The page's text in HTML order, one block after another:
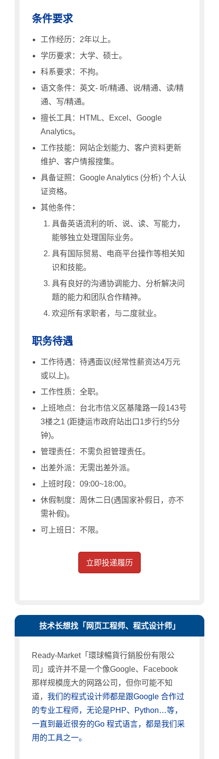
条件要求
工作经历：2年以上。
学历要求：大学、硕士。
科系要求：不拘。
语文条件：英文- 听/精通、说/精通、读/精
通、写/精通。
擅长工具：HTML、Excel、Google
Analytics。
工作技能：网站企划能力、客户资料更新
维护、客户情报搜集。
具备证照：Google Analytics (分析) 个人认
证资格。
其他条件：
具备英语流利的听、说、读、写能力，
能够独立处理国际业务。
具有国际贸易、电商平台操作等相关知
识和技能。
具有良好的沟通协调能力、分析解决问
题的能力和团队合作精神。
欢迎所有求职者，与二度就业。
职务待遇
工作待遇：待遇面议(经常性薪资达4万元
或以上)。
工作性质：全职。
上班地点：台北市信义区基隆路一段143号
3楼之1 (距捷运市政府站出口1步行约5分
钟)。
管理责任：不需负担管理责任。
出差外派：无需出差外派。
上班时段：09:00~18:00。
休假制度：周休二日(遇国家补假日，亦不
需补假)。
可上班日：不限。
立即投递履历
技术长想找「网页工程师、程式设计师」
Ready-Market「環球暢貨行銷股份有限公
司」或许并不是一个像Google、Facebook
那样规模庞大的网路公司，但你可能不知
道， 我们的程式设计师都是跟Google 合作过
的专业工程师，无论是PHP、Python…等，
一直到最近很夯的Go 程式语言，都是我们采
用的工具之一。